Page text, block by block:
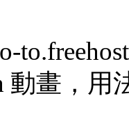
動畫，